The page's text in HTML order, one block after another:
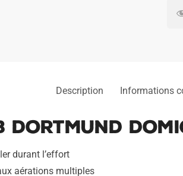
Description Informations
durant l’effort
aérations multiples